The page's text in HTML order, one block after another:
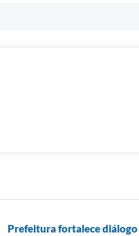
Prefeitura fortalece